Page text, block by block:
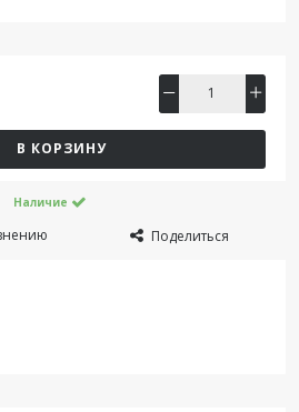
В КОРЗИНУ
Наличие
Поделиться